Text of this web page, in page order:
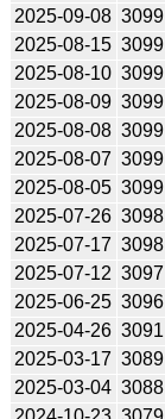
2025-09-08 3099
2025-08-15 3099
2025-08-10 3099
2025-08-09 3099
2025-08-08 3099
2025-08-07 3099
2025-08-05 3099
2025-07-26 3098
2025-07-17 3098
2025-07-12 3097
2025-06-25 3096
2025-04-26 3091
2025-03-17 3089
2025-03-04 3088